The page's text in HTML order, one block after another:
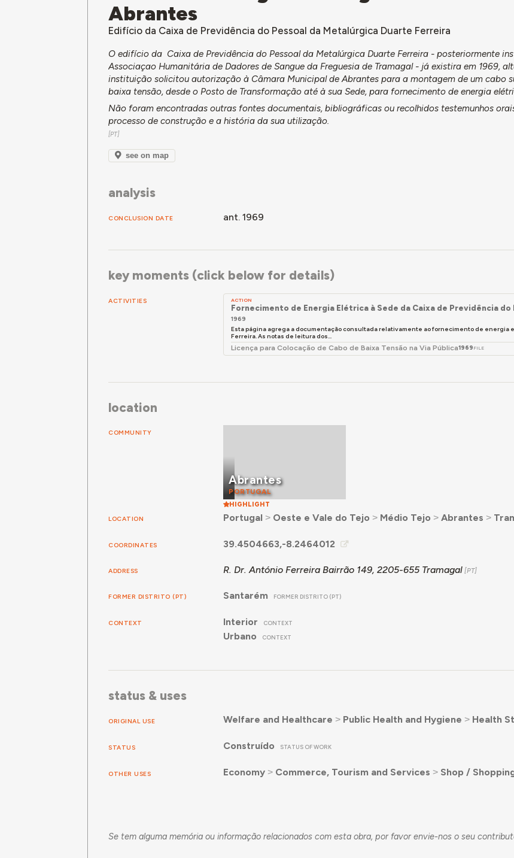
Abrantes
Edifício da Caixa de Previdência do Pessoal da Metalúrgica Duarte Ferreira
O edifício da Caixa de Previdência do Pessoal da Metalúrgica Duarte Ferreira - posteriormente
Associaçao Humanitária de Dadores de Sangue da Freguesia de Tramagal - já existira em 1969,
instituição solicitou autorização à Câmara Municipal de Abrantes para a montagem de um cabo
baixa tensão, desde o Posto de Transformação até à sua Sede, para fornecimento de energia
Não foram encontradas outras fontes documentais, bibliográficas ou recolhidos testemunhos
processo de construção e a história da sua utilização.
see on map
analysis
CONCLUSION DATE ant. 1969
key moments (click below for details)
ACTIVITIES ACTION
Fornecimento de Energia Elétrica à Sede da Caixa de Previdência
1969
Esta página agrega a documentação consultada relativamente ao fornecimento de energia
Ferreira. As notas de leitura dos...
Licença para Colocação de Cabo de Baixa Tensão na Via Pública1969 FILE
location
COMMUNITY
Abrantes
PORTUGAL
HIGHLIGHT
LOCATION Portugal ˃ Oeste e Vale do Tejo ˃ Médio Tejo ˃ Abrantes ˃
COORDINATES 39.4504663,-8.2464012
ADDRESS R. Dr. António Ferreira Bairrão 149, 2205-655 Tramagal
FORMER DISTRITO (PT) Santarém FORMER DISTRITO (PT)
CONTEXT Interior CONTEXT
Urbano CONTEXT
status & uses
ORIGINAL USE Welfare and Healthcare ˃ Public Health and Hygiene ˃ Health
STATUS Construído STATUS OF WORK
OTHER USES Economy˃ Commerce, Tourism and Services ˃ Shop /
Se tem alguma memória ou informação relacionados com esta obra, por favor envie-nos o seu